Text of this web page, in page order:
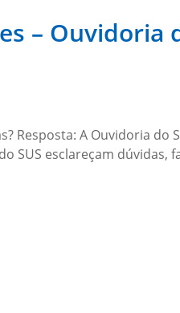
– Ouvidoria
Resposta: A Ouvidoria
SUS esclareçam